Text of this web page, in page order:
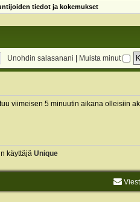
tiedot ja kokemukset
Unohdin salasanani | Muista minut
viimeisen 5 minuutin aikana olleisiin
käyttäjä Unique